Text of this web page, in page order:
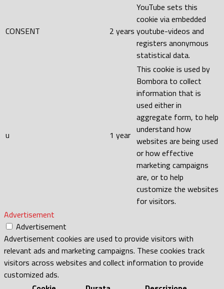
CONSENT 2 years
YouTube sets this
cookie via embedded
youtube-videos and
registers anonymous
statistical data.
u 1 year
This cookie is used by
Bombora to collect
information that is
used either in
aggregate form, to help
understand how
websites are being used
or how effective
marketing campaigns
are, or to help
customize the websites
for visitors.
Advertisement
Advertisement
Advertisement cookies are used to provide visitors with
relevant ads and marketing campaigns. These cookies track
visitors across websites and collect information to provide
customized ads.